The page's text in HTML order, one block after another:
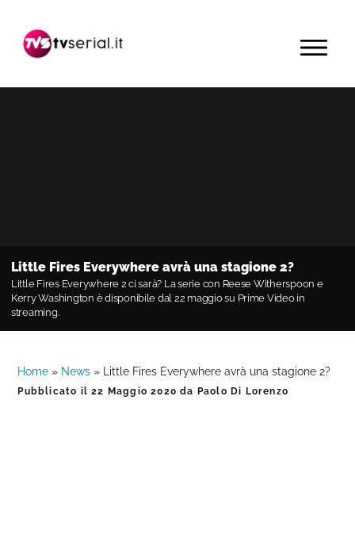
navigazione
contenuto
barra
primaria
MENU
Little Fires Everywhere avrà una stagione 2?
Little Fires Everywhere 2 ci sarà? La serie con Reese Witherspoon e
Kerry Washington è disponibile dal 22 maggio su Prime Video in
streaming.
Home » News » Little Fires Everywhere avrà una stagione 2?
Pubblicato il22 Maggio 2020 da Paolo Di Lorenzo